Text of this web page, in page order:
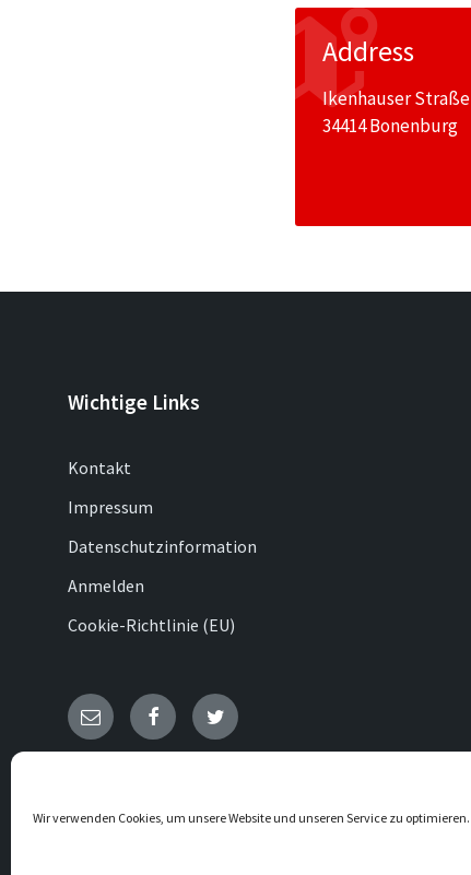
Wir verwenden Cookies, um unsere Website und unseren Service zu optimieren.
Address
Ikenhauser Straße
34414 Bonenburg
Wichtige Links
Kontakt
Impressum
Datenschutzinformation
Anmelden
Cookie-Richtlinie (EU)
E- FacebookTwitter